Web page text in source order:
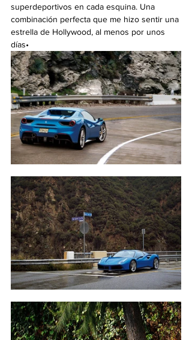
superdeportivos en cada esquina. Una
combinación perfecta que me hizo sentir una
estrella de Hollywood, al menos por unos
días•